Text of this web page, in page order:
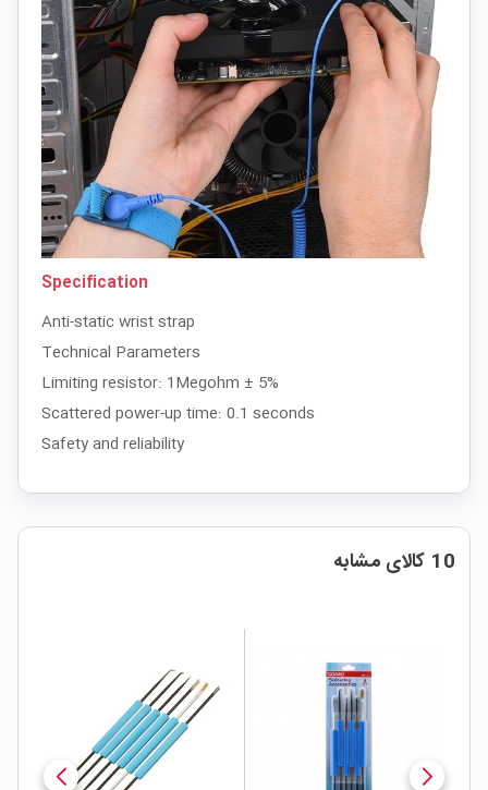
Specification
Anti-static wrist strap
Technical Parameters
Limiting resistor: 1Megohm ± 5%
Scattered power-up time: 0.1 seconds
Safety and reliability
10 کالای مشابه